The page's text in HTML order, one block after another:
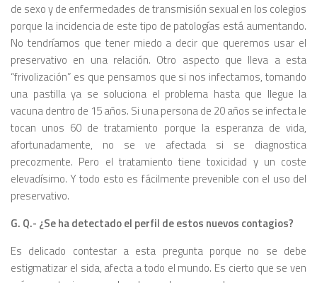
de sexo y de enferme­dades de transmisión sexual en los colegios
porque la incidencia de este tipo de patologías está aumentando.
No tendríamos que tener miedo a decir que queremos usar el
preser­vativo en una relación. Otro aspecto que lleva a esta
“frivolización” es que pensamos que si nos infectamos, to­mando
una pastilla ya se soluciona el problema hasta que llegue la
vacuna dentro de 15 años. Si una persona de 20 años se infecta le
tocan unos 60 de tratamiento porque la esperanza de vida,
afortunadamente, no se ve afec­tada si se diagnostica
precozmente. Pero el tratamiento tiene toxicidad y un coste
elevadísimo. Y todo esto es fácilmente prevenible con el uso del
preservativo.
G. Q.- ¿Se ha detectado el perfil de estos nuevos contagios?
Es delicado contestar a esta pre­gunta porque no se debe
estigmati­zar el sida, afecta a todo el mundo. Es cierto que se ven